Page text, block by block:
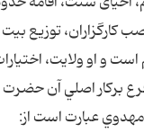
كارگزاران، توزيع بيت
و او ولايت،
فرع بركار اصلي آن
عبارت است از: